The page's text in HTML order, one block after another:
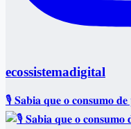
ecossistemadigital
🎙️ 𝐒𝐚𝐛𝐢𝐚 𝐪𝐮𝐞 𝐨 𝐜𝐨𝐧𝐬𝐮𝐦𝐨 𝐝𝐞